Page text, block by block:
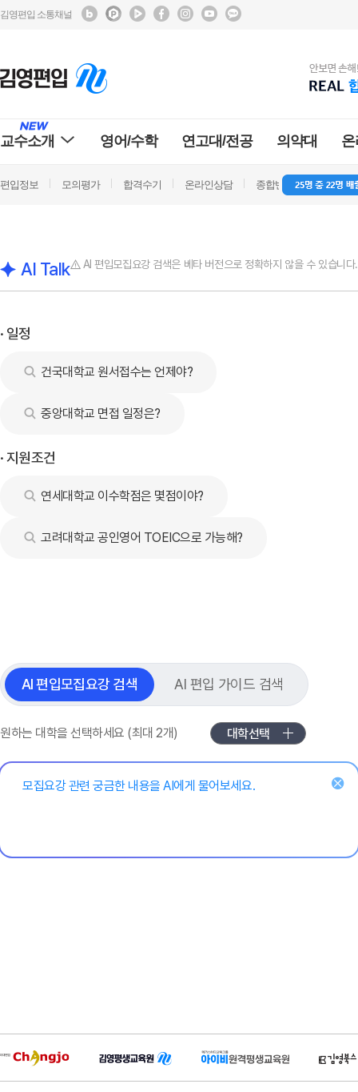
김영편입 소통채널
교수소개 영어/수학 연고대/전공 의약대
편입정보 모의평가 합격수기 온라인상담 종합반 방문상담
AI Talk AI 편입모집요강 검색은 베타 버전으로 정확하지 않을 수 있습니다.
· 일정
건국대학교 원서접수는 언제야?
중앙대학교 면접 일정은?
· 지원조건
연세대학교 이수학점은 몇점이야?
고려대학교 공인영어 TOEIC으로 가능해?
AI 편입모집요강 검색 AI 편입 가이드 검색
원하는 대학을 선택하세요 (최대 2개)
질